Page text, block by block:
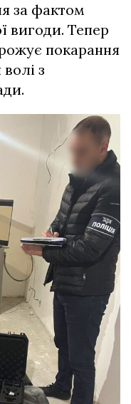
за фактом
вигоди. Тепер
покарання
з